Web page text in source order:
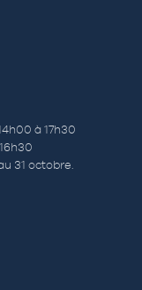
à 17h30
31 octobre.